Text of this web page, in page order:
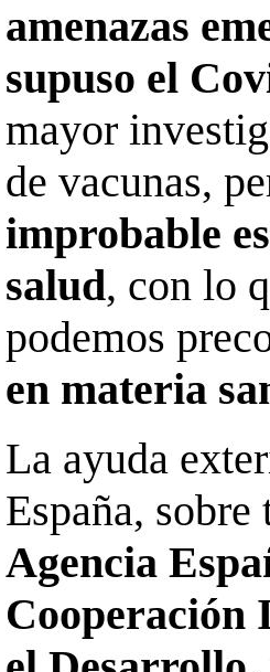
amenazas
supuso el
mayor
de vacunas,
improbable
salud, con lo
podemos
en materia
La ayuda
España,
Agencia
Cooperación